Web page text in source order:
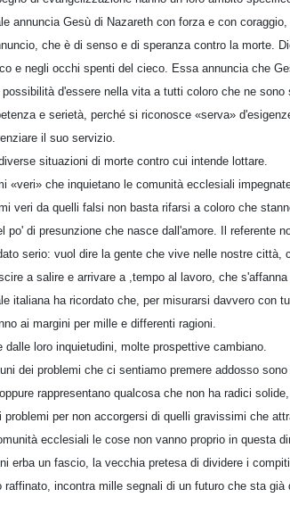
annuncia Gesù di Nazareth con forza e con
che è di senso e di speranza contro la morte.
e negli occhi spenti del cieco. Essa annuncia che
d'essere nella vita a tutti coloro che ne sono
e serietà, perché si riconosce «serva»
il suo servizio.
situazioni di morte contro cui intende lottare.
«veri» che inquietano le comunità ecclesiali
veri da quelli falsi non basta rifarsi a coloro che
po' di presunzione che nasce dall'amore. Il referente
serio: vuol dire la gente che vive nelle nostre città,
a salire e arrivare a ,tempo al lavoro, che
italiana ha ricordato che, per misurarsi davvero con
ai margini per mille e differenti ragioni.
dalle loro inquietudini, molte prospettive cambiano.
dei problemi che ci sentiamo premere addosso
rappresentano qualcosa che non ha radici
problemi per non accorgersi di quelli gravissimi che
ecclesiali le cose non vanno proprio in questa
erba un fascio, la vecchia pretesa di dividere i
raffinato, incontra mille segnali di un futuro che sta già